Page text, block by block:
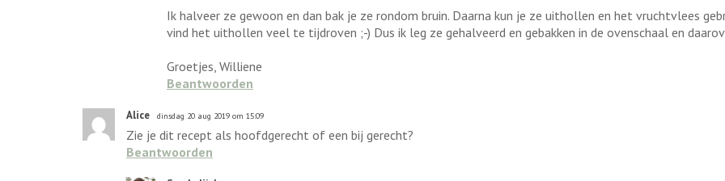
Ik halveer ze gewoon en dan bak je ze rondom bruin. Daarna kun je ze uithollen en het vruchtvlees
vind het uithollen veel te tijdroven ;-) Dus ik leg ze gehalveerd en gebakken in de ovenschaal en
Groetjes, Williene
Beantwoorden
Alice dinsdag 20 aug 2019 om 15:09
Zie je dit recept als hoofdgerecht of een bij gerecht?
Beantwoorden